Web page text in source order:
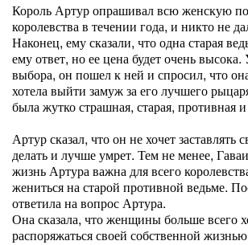
Король Артур опрашивал всю женскую
королевства в течении года, и никто не
Наконец, ему сказали, что одна старая
ему ответ, но ее цена будет очень
выбора, он пошел к ней и спросил, что
хотела выйти замуж за его лучшего
была жутко страшная, старая, противная
Артур сказал, что он не хочет заставлять
делать и лучше умрет. Тем не менее,
жизнь Артура важна для всего
жениться на старой противной ведьме.
ответила на вопрос Артура.
Она сказала, что женщины больше всего
распоряжаться своей собственной